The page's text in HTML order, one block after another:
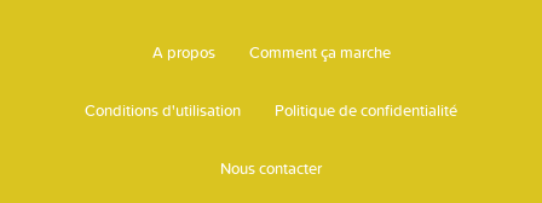
A propos Comment ça marche
Conditions d'utilisation Politique de confidentialité
Nous contacter